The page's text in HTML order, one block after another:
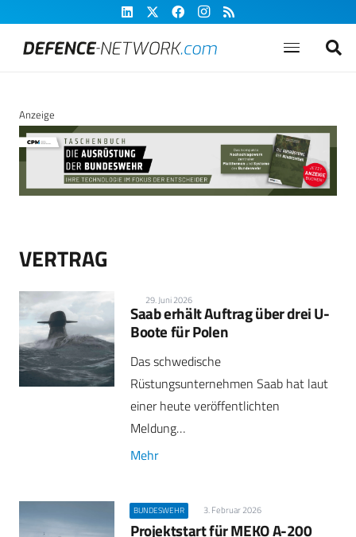
Anzeige
VERTRAG
29. Juni 2026
Saab erhält Auftrag über drei U-
Boote für Polen
Das schwedische
Rüstungsunternehmen Saab hat laut
einer heute veröffentlichten
Meldung…
Mehr
BUNDESWEHR 3. Februar 2026
Projektstart für MEKO A-200